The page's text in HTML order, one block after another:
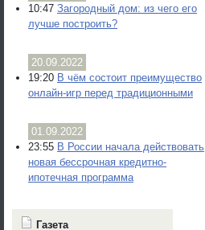
10:47 Загородный дом: из чего его
лучше построить?
20.09.2022
19:20 В чём состоит преимущество
онлайн-игр перед традиционными
01.09.2022
23:55 В России начала действовать
новая бессрочная кредитно-
ипотечная программа
Газета